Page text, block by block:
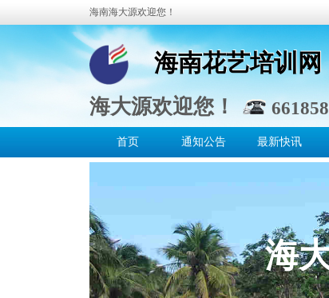
海南海大源欢迎您！
首页 通知公告 最新快讯
海南花艺培训网
海南花艺培训网
海大源欢迎您！
海